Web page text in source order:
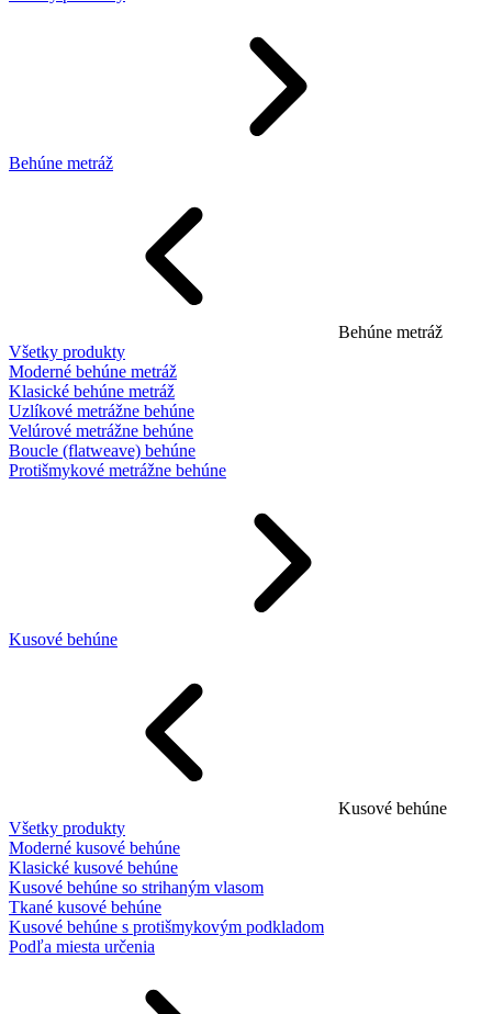
Behúne metráž
Behúne metráž
Všetky produkty
Moderné behúne metráž
Klasické behúne metráž
Uzlíkové metrážne behúne
Velúrové metrážne behúne
Boucle (flatweave) behúne
Protišmykové metrážne behúne
Kusové behúne
Kusové behúne
Všetky produkty
Moderné kusové behúne
Klasické kusové behúne
Kusové behúne so strihaným vlasom
Tkané kusové behúne
Kusové behúne s protišmykovým podkladom
Podľa miesta určenia